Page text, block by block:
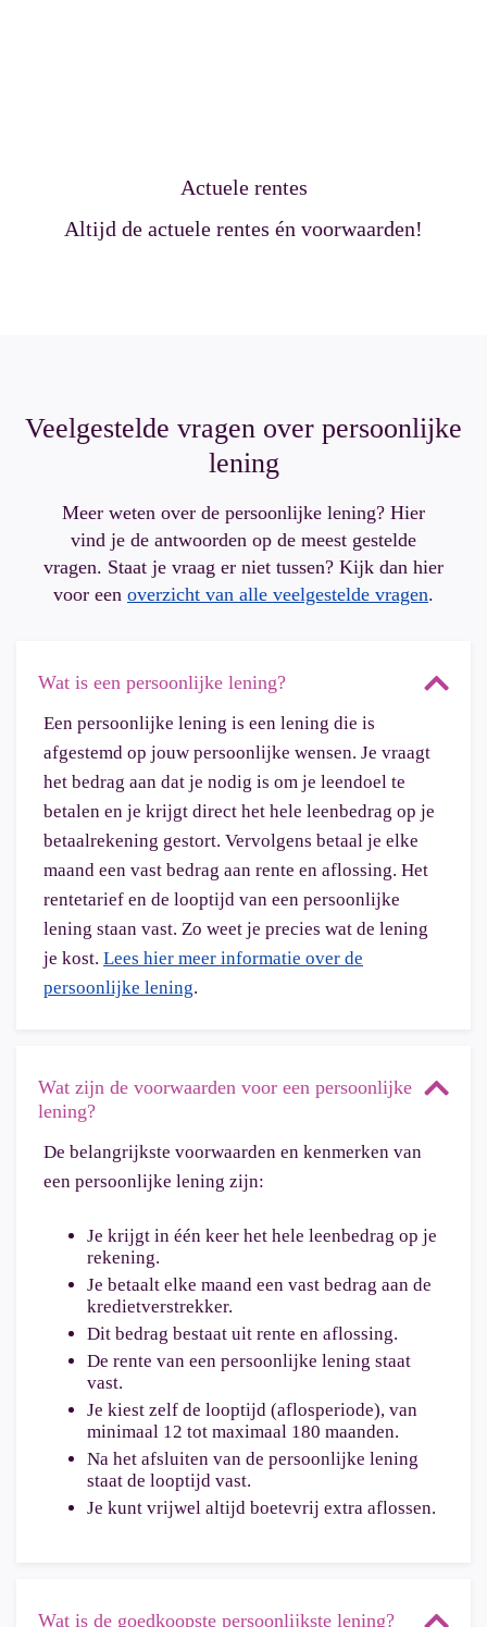
Actuele rentes
Altijd de actuele rentes én voorwaarden!
Veelgestelde vragen over persoonlijke
lening
Meer weten over de persoonlijke lening? Hier
vind je de antwoorden op de meest gestelde
vragen. Staat je vraag er niet tussen? Kijk dan hier
voor een overzicht van alle veelgestelde vragen.
Wat is een persoonlijke lening?
Een persoonlijke lening is een lening die is
afgestemd op jouw persoonlijke wensen. Je vraagt
het bedrag aan dat je nodig is om je leendoel te
betalen en je krijgt direct het hele leenbedrag op je
betaalrekening gestort. Vervolgens betaal je elke
maand een vast bedrag aan rente en aflossing. Het
rentetarief en de looptijd van een persoonlijke
lening staan vast. Zo weet je precies wat de lening
je kost. Lees hier meer informatie over de
persoonlijke lening.
Wat zijn de voorwaarden voor een persoonlijke
lening?
De belangrijkste voorwaarden en kenmerken van
een persoonlijke lening zijn:
Je krijgt in één keer het hele leenbedrag op je
rekening.
Je betaalt elke maand een vast bedrag aan de
kredietverstrekker.
Dit bedrag bestaat uit rente en aflossing.
De rente van een persoonlijke lening staat
vast.
Je kiest zelf de looptijd (aflosperiode), van
minimaal 12 tot maximaal 180 maanden.
Na het afsluiten van de persoonlijke lening
staat de looptijd vast.
Je kunt vrijwel altijd boetevrij extra aflossen.
Wat is de goedkoopste persoonlijkste lening?